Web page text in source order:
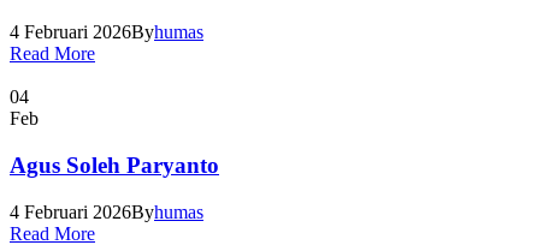
4 Februari 2026Byhumas
Read More
04
Feb
Agus Soleh Paryanto
4 Februari 2026Byhumas
Read More